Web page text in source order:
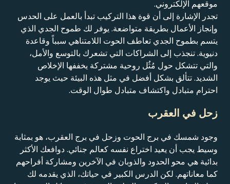
موقعهم الإلكتروني.
تجدر الإشارة إلى أن قوة هذا التركيب تبدأ بالعمل على الحدس
وإنجاز الأعمال بطريقة متواضعة. يوفر لك طموح الجدي الذي
يتسم بطموح الجدي تعاطف الحوت اللامتناهي سبباً وقاعدة
دنيوية. تنجذب إلى الشراكات التي تشعرك بالتوسع والأمل،
والتي تتشكل حول مُثُل روحية مشتركة يخففها الإخلاص
الشديد. تتألق بشكل أفضل في مثل هذه البيئة حيث يوجد
احترام متبادل واكتشاف متبادل طوال الوقت.
زحل في العقرب
وجود شمسك في برج الحوت وزحل في برج العقرب، هو بمثابة
وسيط يجب أن يعيد اختراع نفسه كعالم جنائي. دوافعك الأكثر
بدائية هي محو الحدود والذوبان في الآخرين ومشاركة أفراحهم
كما معاناتهم. لكن الدرس الكبير في حياتك، الذي يقدمه لك